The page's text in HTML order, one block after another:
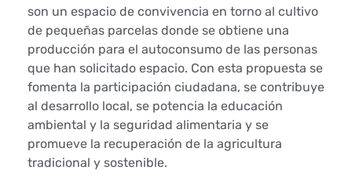
t
a
d
e
l
son un espacio de convivencia en torno al cultivo
de pequeñas parcelas donde se obtiene una
producción para el autoconsumo de las personas
que han solicitado espacio. Con esta propuesta se
fomenta la participación ciudadana, se contribuye
al desarrollo local, se potencia la educación
ambiental y la seguridad alimentaria y se
promueve la recuperación de la agricultura
tradicional y sostenible.